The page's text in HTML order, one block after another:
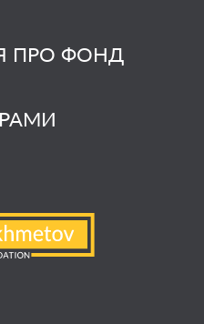
ПРО ФОНД